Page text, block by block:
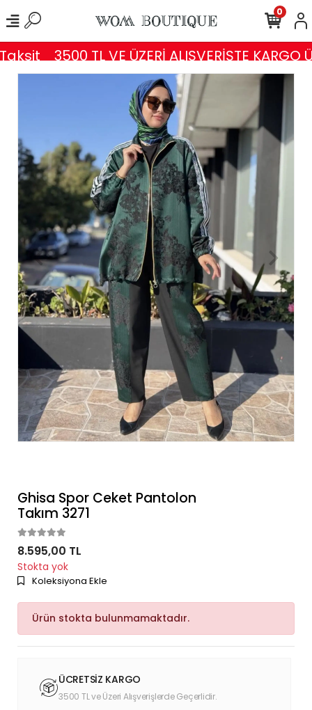
3500 TL VE ÜZERİ ALIŞVERİŞTE KARGO
0
Ghisa Spor Ceket Pantolon
Takım 3271
8.595,00 TL
Stokta yok
Koleksiyona Ekle
Ürün stokta bulunmamaktadır.
ÜCRETSİZ KARGO
3500 TL ve Üzeri Alışverişlerde Geçerlidir.